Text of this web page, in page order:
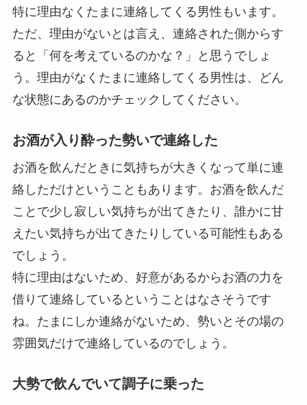
特に理由なくたまに連絡してくる男性もいます。
ただ、理由がないとは言え、連絡された側からす
ると「何を考えているのかな？」と思うでしょ
う。理由がなくたまに連絡してくる男性は、どん
な状態にあるのかチェックしてください。
お酒が入り酔った勢いで連絡した
お酒を飲んだときに気持ちが大きくなって単に連
絡しただけということもあります。お酒を飲んだ
ことで少し寂しい気持ちが出てきたり、誰かに甘
えたい気持ちが出てきたりしている可能性もある
でしょう。
特に理由はないため、 好意があるからお酒の力を
借りて連絡しているということはなさそうです
ね。たまにしか連絡がないため、勢いとその場の
雰囲気だけで連絡しているのでしょう。
大勢で飲んでいて調子に乗った